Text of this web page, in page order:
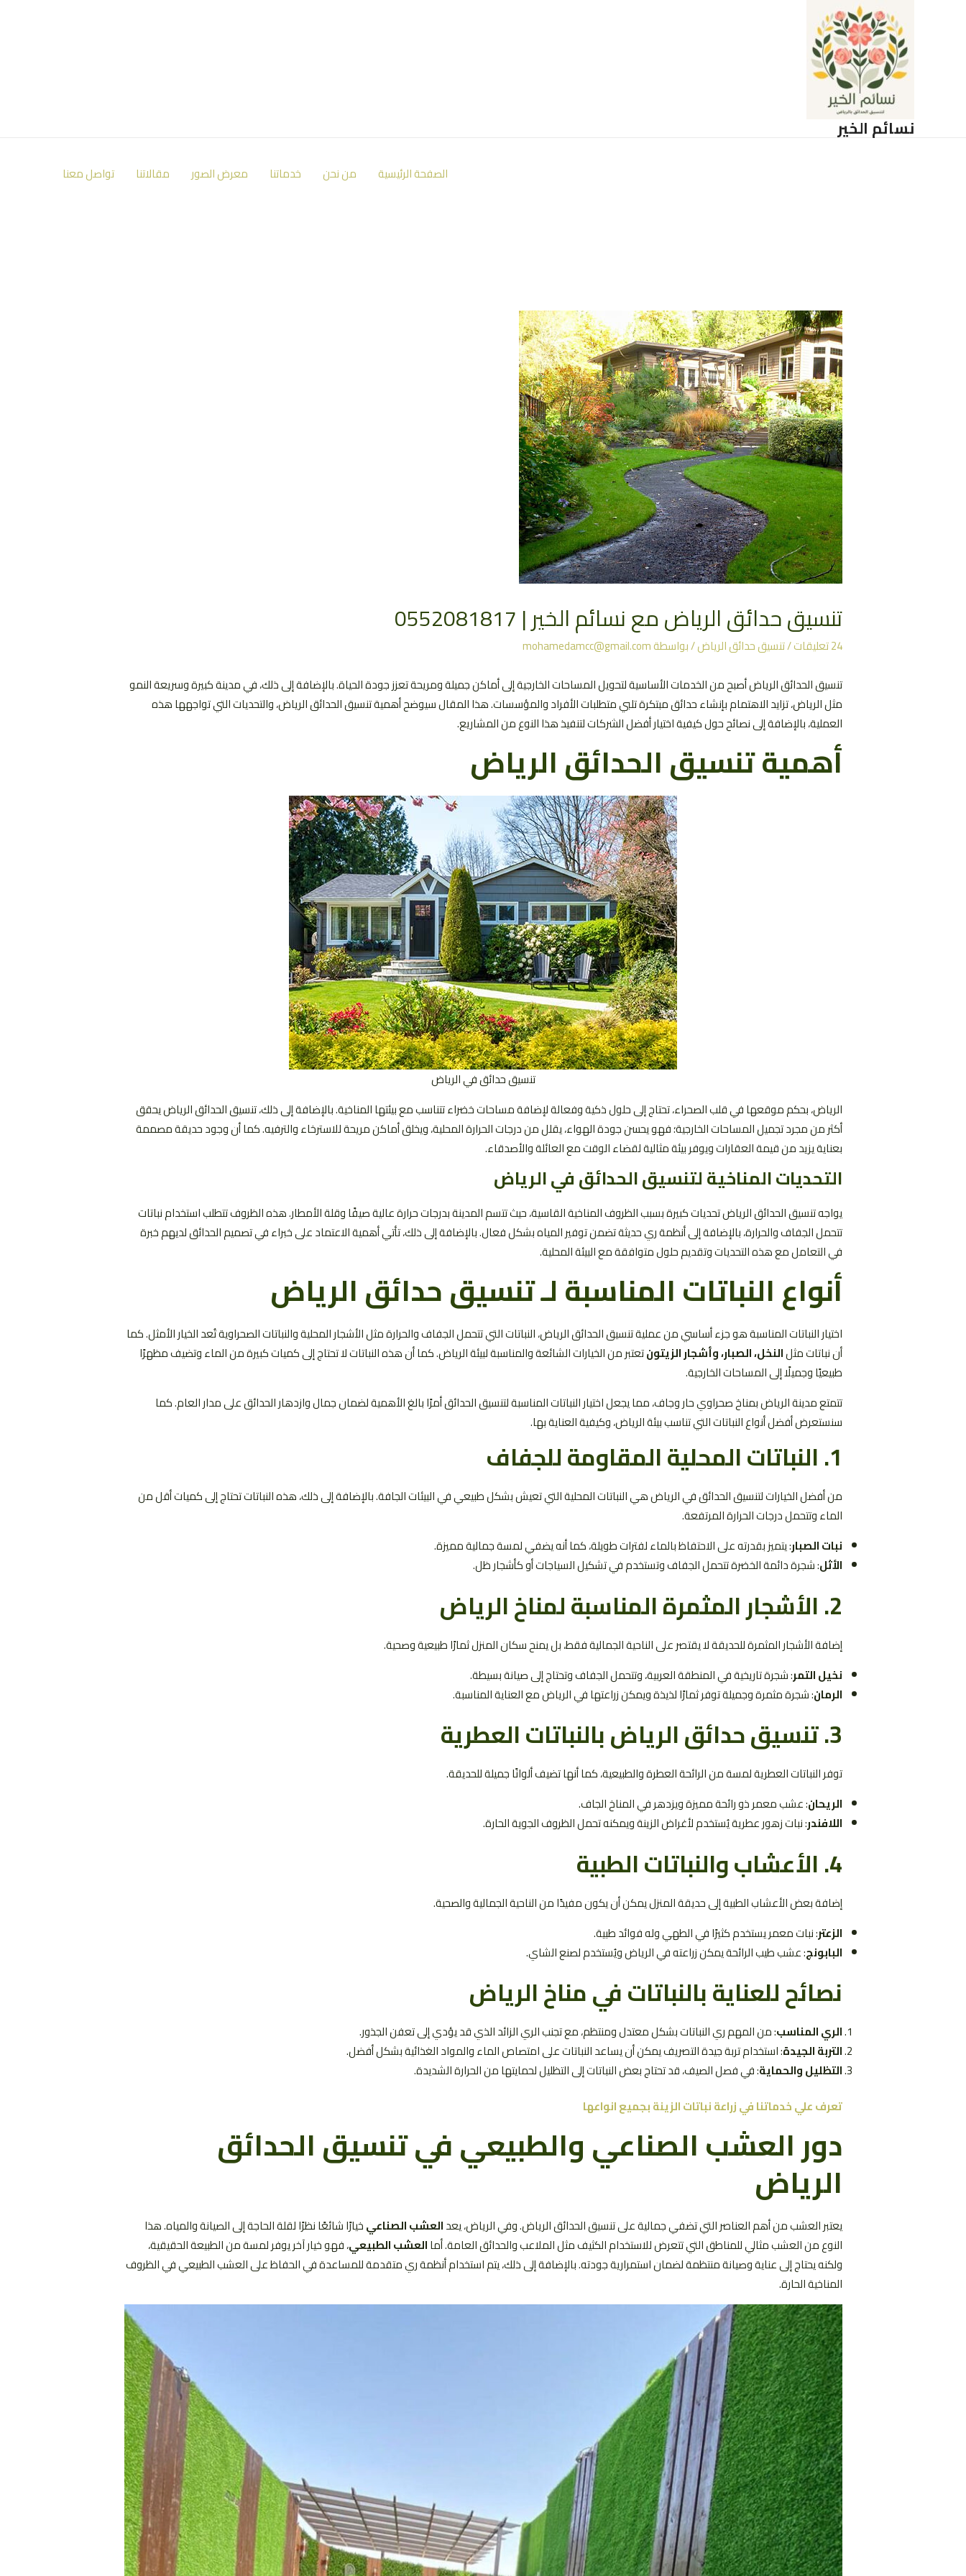
نسائم الخير
الصفحة الرئيسية من نحن خدماتنا معرض الصور مقالاتنا تواصل معنا
تنسيق حدائق الرياض مع نسائم الخير | 0552081817
24 تعليقات /تنسيق حدائق الرياض/ بواسطةmohamedamcc@gmail.com
تنسيق الحدائق الرياض أصبح من الخدمات الأساسية لتحويل المساحات الخارجية إلى أماكن جميلة ومريحة تعزز جودة الحياة. بالإضافة إلى ذلك، في مدينة كبيرة وسريعة النمو
مثل الرياض، تزايد الاهتمام بإنشاء حدائق مبتكرة تلبي متطلبات الأفراد والمؤسسات. هذا المقال سيوضح أهمية تنسيق الحدائق الرياض، والتحديات التي تواجهها هذه
العملية، بالإضافة إلى نصائح حول كيفية اختيار أفضل الشركات لتنفيذ هذا النوع من المشاريع.
أهمية تنسيق الحدائق الرياض
تنسيق حدائق في الرياض
الرياض، بحكم موقعها في قلب الصحراء، تحتاج إلى حلول ذكية وفعالة لإضافة مساحات خضراء تتناسب مع بيئتها المناخية. بالإضافة إلى ذلك، تنسيق الحدائق الرياض يحقق
أكثر من مجرد تجميل المساحات الخارجية؛ فهو يحسن جودة الهواء، يقلل من درجات الحرارة المحلية، ويخلق أماكن مريحة للاسترخاء والترفيه. كما أن وجود حديقة مصممة
بعناية يزيد من قيمة العقارات ويوفر بيئة مثالية لقضاء الوقت مع العائلة والأصدقاء.
التحديات المناخية لتنسيق الحدائق في الرياض
يواجه تنسيق الحدائق الرياض تحديات كبيرة بسبب الظروف المناخية القاسية، حيث تتسم المدينة بدرجات حرارة عالية صيفًا وقلة الأمطار. هذه الظروف تتطلب استخدام نباتات
تتحمل الجفاف والحرارة، بالإضافة إلى أنظمة ري حديثة تضمن توفير المياه بشكل فعال. بالإضافة إلى ذلك، تأتي أهمية الاعتماد على خبراء في تصميم الحدائق لديهم خبرة
في التعامل مع هذه التحديات وتقديم حلول متوافقة مع البيئة المحلية.
أنواع النباتات المناسبة لـ تنسيق حدائق الرياض
اختيار النباتات المناسبة هو جزء أساسي من عملية تنسيق الحدائق الرياض، النباتات التي تتحمل الجفاف والحرارة مثل الأشجار المحلية والنباتات الصحراوية تُعد الخيار الأمثل. كما
أن نباتات مثلالنخل، الصبار، وأشجار الزيتونتعتبر من الخيارات الشائعة والمناسبة لبيئة الرياض. كما أن هذه النباتات لا تحتاج إلى كميات كبيرة من الماء وتضيف مظهرًا
طبيعيًا وجميلًا إلى المساحات الخارجية.
تتمتع مدينة الرياض بمناخ صحراوي حار وجاف، مما يجعل اختيار النباتات المناسبة لتنسيق الحدائق أمرًا بالغ الأهمية لضمان جمال وازدهار الحدائق على مدار العام. كما
سنستعرض أفضل أنواع النباتات التي تناسب بيئة الرياض، وكيفية العناية بها.
1. النباتات المحلية المقاومة للجفاف
من أفضل الخيارات لتنسيق الحدائق في الرياض هي النباتات المحلية التي تعيش بشكل طبيعي في البيئات الجافة. بالإضافة إلى ذلك، هذه النباتات تحتاج إلى كميات أقل من
الماء وتتحمل درجات الحرارة المرتفعة.
نبات الصبار: يتميز بقدرته على الاحتفاظ بالماء لفترات طويلة، كما أنه يضفي لمسة جمالية مميزة.
الأثل: شجرة دائمة الخضرة تتحمل الجفاف وتستخدم في تشكيل السياجات أو كأشجار ظل.
2. الأشجار المثمرة المناسبة لمناخ الرياض
إضافة الأشجار المثمرة للحديقة لا يقتصر على الناحية الجمالية فقط، بل يمنح سكان المنزل ثمارًا طبيعية وصحية.
نخيل التمر: شجرة تاريخية في المنطقة العربية، وتتحمل الجفاف وتحتاج إلى صيانة بسيطة.
الرمان: شجرة مثمرة وجميلة توفر ثمارًا لذيذة ويمكن زراعتها في الرياض مع العناية المناسبة.
3. تنسيق حدائق الرياض ب النباتات العطرية
توفر النباتات العطرية لمسة من الرائحة العطرة والطبيعية، كما أنها تضيف ألوانًا جميلة للحديقة.
الريحان: عشب معمر ذو رائحة مميزة ويزدهر في المناخ الجاف.
اللافندر: نبات زهور عطرية يُستخدم لأغراض الزينة ويمكنه تحمل الظروف الجوية الحارة.
4. الأعشاب والنباتات الطبية
إضافة بعض الأعشاب الطبية إلى حديقة المنزل يمكن أن يكون مفيدًا من الناحية الجمالية والصحية.
الزعتر: نبات معمر يستخدم كثيرًا في الطهي وله فوائد طبية.
البابونج: عشب طيب الرائحة يمكن زراعته في الرياض ويُستخدم لصنع الشاي.
نصائح للعناية بالنباتات في مناخ الرياض
الري المناسب: من المهم ري النباتات بشكل معتدل ومنتظم، مع تجنب الري الزائد الذي قد يؤدي إلى تعفن الجذور.
التربة الجيدة: استخدام تربة جيدة التصريف يمكن أن يساعد النباتات على امتصاص الماء والمواد الغذائية بشكل أفضل.
التظليل والحماية: في فصل الصيف، قد تحتاج بعض النباتات إلى التظليل لحمايتها من الحرارة الشديدة.
تعرف علي خدماتنا في زراعة نباتات الزينة بجميع انواعها
دور العشب الصناعي والطبيعي في تنسيق الحدائق
الرياض
يعتبر العشب من أهم العناصر التي تضفي جمالية على تنسيق الحدائق الرياض. وفي الرياض، يعدالعشب الصناعيخيارًا شائعًا نظرًا لقلة الحاجة إلى الصيانة والمياه. هذا
النوع من العشب مثالي للمناطق التي تتعرض للاستخدام الكثيف مثل الملاعب والحدائق العامة. أماالعشب الطبيعي، فهو خيار آخر يوفر لمسة من الطبيعة الحقيقية،
ولكنه يحتاج إلى عناية وصيانة منتظمة لضمان استمرارية جودته. بالإضافة إلى ذلك، يتم استخدام أنظمة ري متقدمة للمساعدة في الحفاظ على العشب الطبيعي في الظروف
المناخية الحارة.